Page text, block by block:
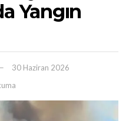
Yangın
30 Haziran 2026